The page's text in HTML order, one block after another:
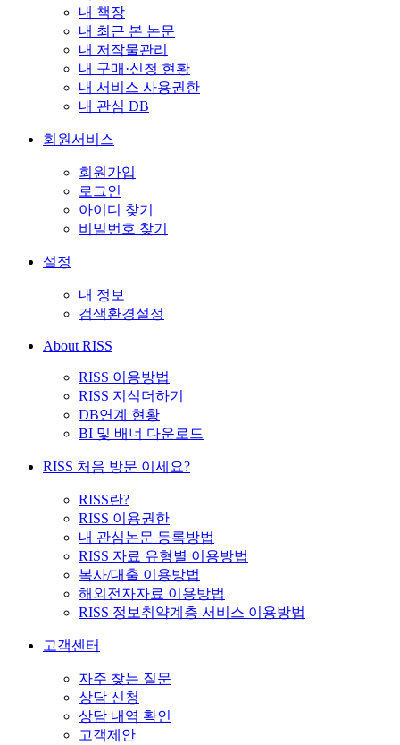
내 책장
내 최근 본 논문
내 저작물관리
내 구매·신청 현황
내 서비스 사용권한
내 관심 DB
회원서비스
회원가입
로그인
아이디 찾기
비밀번호 찾기
설정
내 정보
검색환경설정
About RISS
RISS 이용방법
RISS 지식더하기
DB연계 현황
BI 및 배너 다운로드
RISS 처음 방문 이세요?
RISS란?
RISS 이용권한
내 관심논문 등록방법
RISS 자료 유형별 이용방법
복사/대출 이용방법
해외전자자료 이용방법
RISS 정보취약계층 서비스 이용방법
고객센터
자주 찾는 질문
상담 신청
상담 내역 확인
고객제안